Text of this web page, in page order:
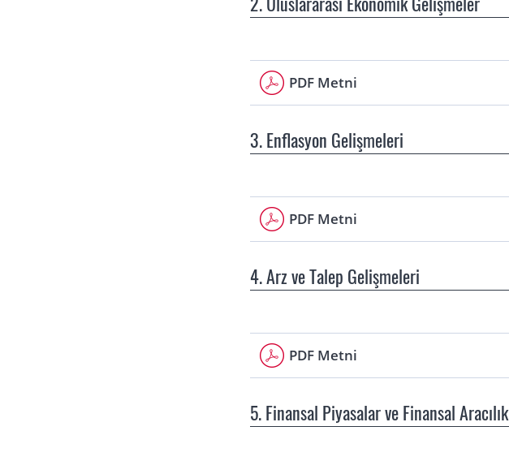
PDF Metni
3. Enflasyon Gelişmeleri
PDF Metni
4. Arz ve Talep Gelişmeleri
PDF Metni
5. Finansal Piyasalar ve Finansal Aracılık